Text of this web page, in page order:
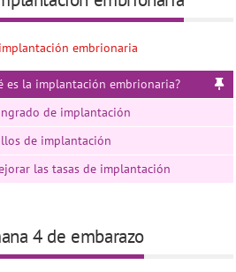
es la implantación embrionaria?
de implantación
de implantación
las tasas de implantación
4 de embarazo